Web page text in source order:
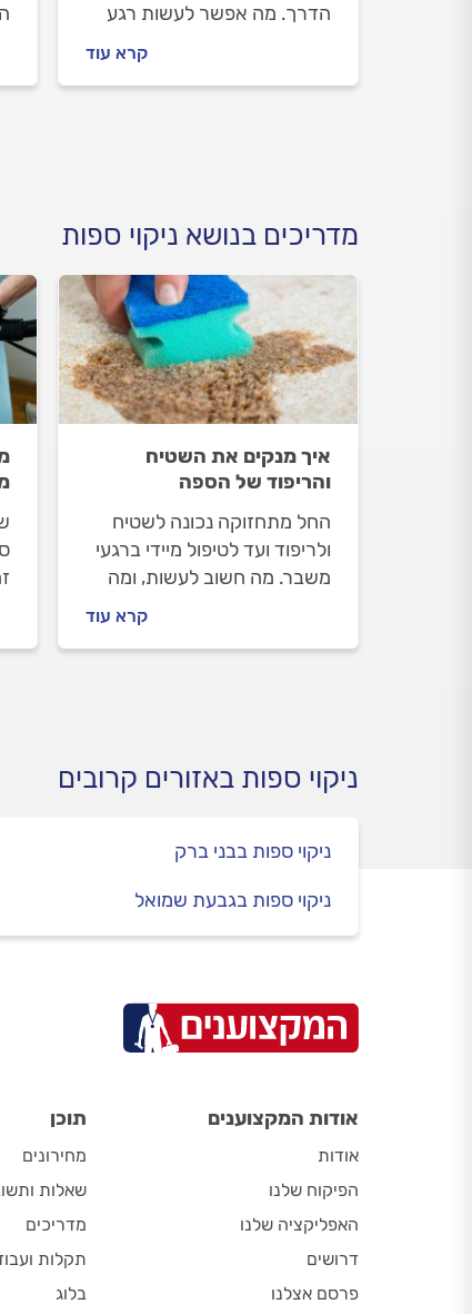
הדרך. מה אפשר לעשות רגע
ספות, איך מתנהלים מולה ומה
המחיר של ניקוי ספה מעור או
קרא עוד
מדריכים בנושא ניקוי ספות
איך מנקים את השטיח
והריפוד של הספה
החל מתחזוקה נכונה לשטיח
ולריפוד ועד לטיפול מיידי ברגעי
משבר. מה חשוב לעשות, ומה
המצב, כשנשפך משקה על
השטיח או שהעט התפוצצה על
קרא עוד
ניקוי ספות באזורים קרובים
ניקוי ספות בבני ברק
ניקוי ספות בגבעת שמואל
אודות המקצוענים
אודות
הפיקוח שלנו
האפליקציה שלנו
דרושים
פרסם אצלנו
תוכן
מחירונים
שאלות
מדריכים
תקלות
בלוג